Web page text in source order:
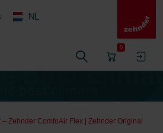
NL
0
Zehnder ComfoAir Flex | Zehnder Original